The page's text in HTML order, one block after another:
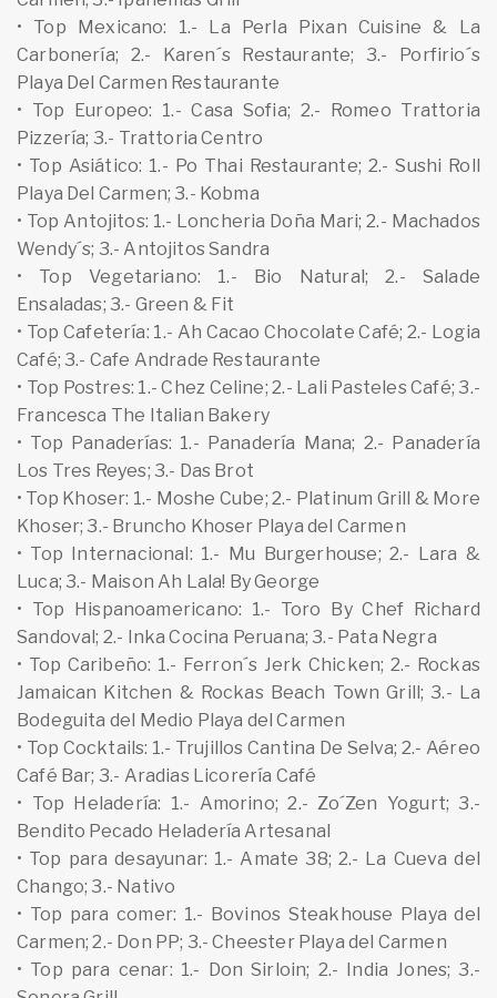
• Top Mexicano: 1.- La Perla Pixan Cuisine & La
Carbonería; 2.- Karen´s Restaurante; 3.- Porfirio´s
Playa Del Carmen Restaurante
• Top Europeo: 1.- Casa Sofia; 2.- Romeo Trattoria
Pizzería; 3.- Trattoria Centro
• Top Asiático: 1.- Po Thai Restaurante; 2.- Sushi Roll
Playa Del Carmen; 3.- Kobma
• Top Antojitos: 1.- Loncheria Doña Mari; 2.- Machados
Wendy´s; 3.- Antojitos Sandra
• Top Vegetariano: 1.- Bio Natural; 2.- Salade
Ensaladas; 3.- Green & Fit
• Top Cafetería: 1.- Ah Cacao Chocolate Café; 2.- Logia
Café; 3.- Cafe Andrade Restaurante
• Top Postres: 1.- Chez Celine; 2.- Lali Pasteles Café; 3.-
Francesca The Italian Bakery
• Top Panaderías: 1.- Panadería Mana; 2.- Panadería
Los Tres Reyes; 3.- Das Brot
• Top Khoser: 1.- Moshe Cube; 2.- Platinum Grill & More
Khoser; 3.- Bruncho Khoser Playa del Carmen
• Top Internacional: 1.- Mu Burgerhouse; 2.- Lara &
Luca; 3.- Maison Ah Lala! By George
• Top Hispanoamericano: 1.- Toro By Chef Richard
Sandoval; 2.- Inka Cocina Peruana; 3.- Pata Negra
• Top Caribeño: 1.- Ferron´s Jerk Chicken; 2.- Rockas
Jamaican Kitchen & Rockas Beach Town Grill; 3.- La
Bodeguita del Medio Playa del Carmen
• Top Cocktails: 1.- Trujillos Cantina De Selva; 2.- Aéreo
Café Bar; 3.- Aradias Licorería Café
• Top Heladería: 1.- Amorino; 2.- Zo´Zen Yogurt; 3.-
Bendito Pecado Heladería Artesanal
• Top para desayunar: 1.- Amate 38; 2.- La Cueva del
Chango; 3.- Nativo
• Top para comer: 1.- Bovinos Steakhouse Playa del
Carmen; 2.- Don PP; 3.- Cheester Playa del Carmen
• Top para cenar: 1.- Don Sirloin; 2.- India Jones; 3.-